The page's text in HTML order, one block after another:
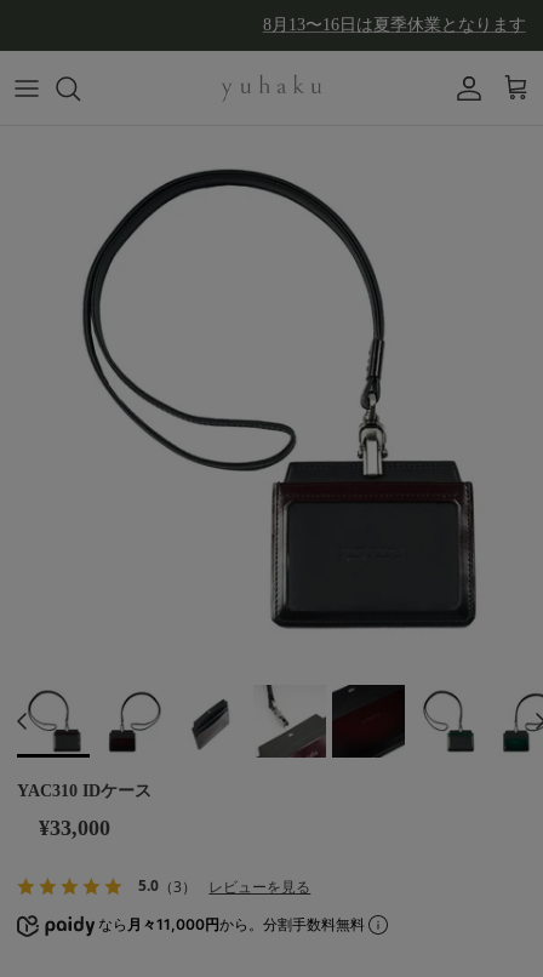
8月13〜16日は夏季休業となります
アカウン
カ
YAC310 IDケース
¥33,000
5.0 （3） レビューを見る
なら 月々11,000円から。分割手数料無料